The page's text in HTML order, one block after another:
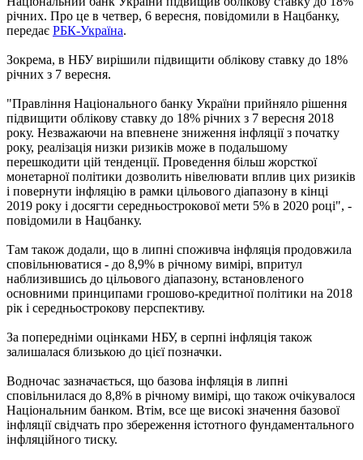
річних. Про це в четвер, 6 вересня, повідомили в Нацбанку,
передає РБК-Україна.
Зокрема, в НБУ вирішили підвищити облікову ставку до 18%
річних з 7 вересня.
"Правління Національного банку України прийняло рішення
підвищити облікову ставку до 18% річних з 7 вересня 2018
року. Незважаючи на впевнене зниження інфляції з початку
року, реалізація низки ризиків може в подальшому
перешкодити цій тенденції. Проведення більш жорсткої
монетарної політики дозволить нівелювати вплив цих ризиків
і повернути інфляцію в рамки цільового діапазону в кінці
2019 року і досягти середньострокової мети 5% в 2020 році", -
повідомили в Нацбанку.
Там також додали, що в липні споживча інфляція продовжила
сповільнюватися - до 8,9% в річному вимірі, впритул
наблизившись до цільового діапазону, встановленого
основними принципами грошово-кредитної політики на 2018
рік і середньострокову перспективу.
За попередніми оцінками НБУ, в серпні інфляція також
залишалася близькою до цієї позначки.
Водночас зазначається, що базова інфляція в липні
сповільнилася до 8,8% в річному вимірі, що також очікувалося
Національним банком. Втім, все ще високі значення базової
інфляції свідчать про збереження істотного фундаментального
інфляційного тиску.